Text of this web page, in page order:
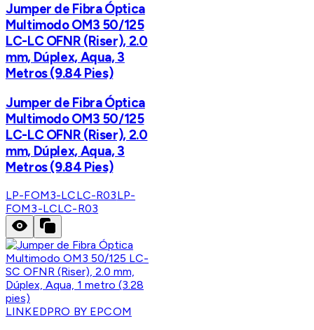
Jumper de Fibra Óptica
Multimodo OM3 50/125
LC-LC OFNR (Riser), 2.0
mm, Dúplex, Aqua, 3
Metros (9.84 Pies)
Jumper de Fibra Óptica
Multimodo OM3 50/125
LC-LC OFNR (Riser), 2.0
mm, Dúplex, Aqua, 3
Metros (9.84 Pies)
LP-FOM3-LCLC-R03LP-
FOM3-LCLC-R03
LINKEDPRO BY EPCOM